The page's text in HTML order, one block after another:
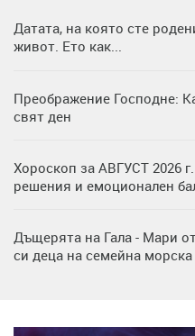
Датата, на която сте
живот. Ето как...
Преображение Господне:
свят ден
Хороскоп за АВГУСТ 2026
решения и емоционален
Дъщерята на Гала - Мари
си деца на семейна
Димов издадоха своето